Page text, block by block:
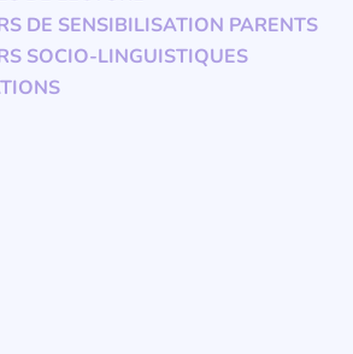
DE SENSIBILISATION PARENTS
SOCIO-LINGUISTIQUES